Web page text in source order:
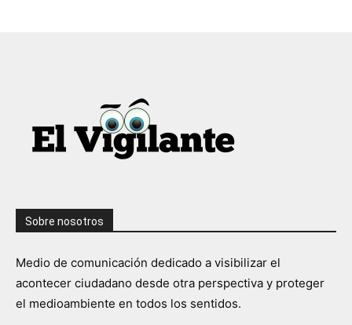
Sobre nosotros
Medio de comunicación dedicado a visibilizar el
acontecer ciudadano desde otra perspectiva y proteger
el medioambiente en todos los sentidos.